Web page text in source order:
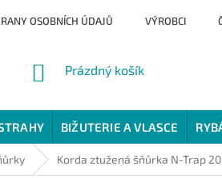
OSOBNÍCH ÚDAJŮ VÝROBCI
NÁKUPNÍ
Prázdný košík
BIŽUTERIE A VLASCE
Korda ztužená šňůrka N-Trap